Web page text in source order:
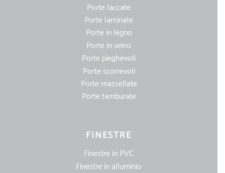
Porte laccate
Porte laminate
Porte in legno
Porte in vetro
Porte pieghevoli
Porte scorrevoli
Porte massellate
Porte tamburate
FINESTRE
Finestre in PVC
Finestre in alluminio